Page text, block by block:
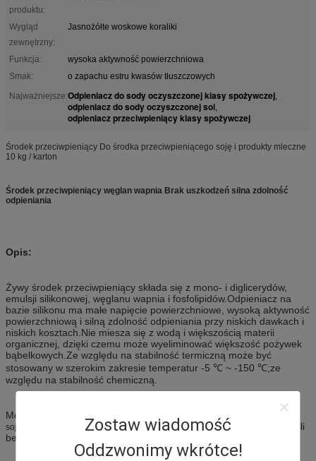
Zostaw wiadomość
Oddzwonimy wkrótce!
produktu:
Wygląd
zewnętrzny:
Jasnożółte woskowe koraliki
Funkcja:
wysoka aktywność powierzchniowa
Smak:
o zapachu estru kwasów tłuszczowych
Najważniejsze:Odpieniacz do sody oczyszczonej klasy spożywczej,
odpieniacz do sody oczyszczonej soi,
odpieniacz przeciwpieniący klasy spożywczej
Środek przeciwpieniący Do środka przeciwpieniącego soję i produkty mleczne
10 kg / karton
Środek przeciwpieniący węglan wapnia Brak uszkodzeń silna zdolność
odpieniania
Opis:
Żywy środek przeciwpieniący składa się z mono- i diglicerydów,
emulsji silikonowej, węglanu wapnia i fosfolipidów.Odpieniacz na
bazie silikonu ma małe napięcie powierzchniowe, wysoką aktywność
powierzchniową i silną zdolność odpieniania przy niskich dawkach i
niskich kosztach.Nie miesza się z wodą i większością materii
organicznej, dzięki czemu może wyeliminować większość pożywek
bąbelkowych.Ze względu na stabilność termiczną może być
stosowany w szerokim zakresie temperatur -5 ℃ ~ -150 ℃;ze
względu na stabilność chemiczną.
Może być używany w
proces fermentacji na produkcie sojowym lub mleku
sojowym w celu przeciwdziałania pienieniuroztwory kwasów, zasad i soli
bez szkody dla jakości produktu, jeśli formuła jest odpowiednia.